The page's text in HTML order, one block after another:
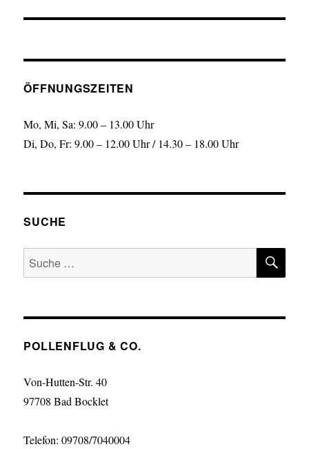
ÖFFNUNGSZEITEN
Mo, Mi, Sa: 9.00 – 13.00 Uhr
Di, Do, Fr: 9.00 – 12.00 Uhr / 14.30 – 18.00 Uhr
SUCHE
Suche
nach:
POLLENFLUG & CO.
Von-Hutten-Str. 40
97708 Bad Bocklet
Telefon: 09708/7040004